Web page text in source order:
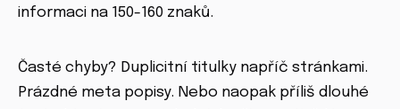
informaci na 150-160 znaků.
Časté chyby? Duplicitní titulky napříč stránkami.
Prázdné meta popisy. Nebo naopak příliš dlouhé